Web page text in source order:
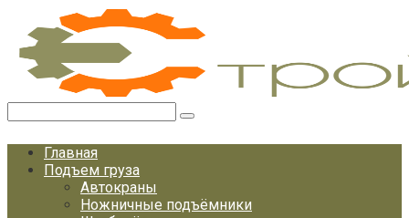
Перейти
контенту
Главная
Подъем груза
Автокраны
Ножничные подъёмники